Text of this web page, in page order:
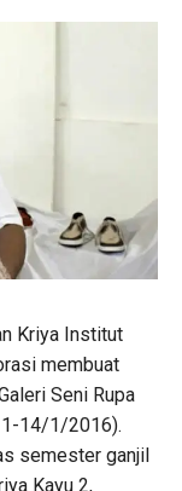
Kriya Institut
membuat
Seni Rupa
14/1/2016).
semester ganjil
Kayu 2,